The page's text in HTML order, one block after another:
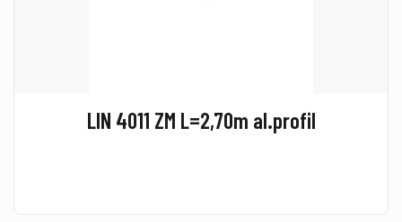
LIN 4011 ZM L=2,70m al.profil